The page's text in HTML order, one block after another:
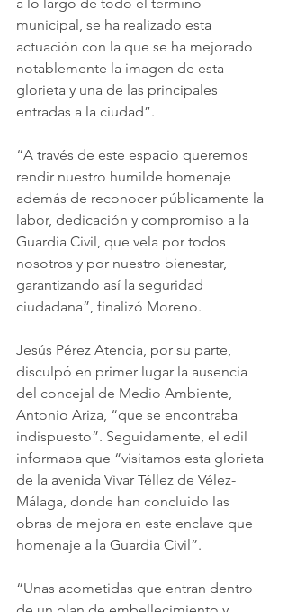
municipal, se ha realizado esta
actuación con la que se ha mejorado
notablemente la imagen de esta
glorieta y una de las principales
entradas a la ciudad”.
“A través de este espacio queremos
rendir nuestro humilde homenaje
además de reconocer públicamente la
labor, dedicación y compromiso a la
Guardia Civil, que vela por todos
nosotros y por nuestro bienestar,
garantizando así la seguridad
ciudadana”, finalizó Moreno.
Jesús Pérez Atencia, por su parte,
disculpó en primer lugar la ausencia
del concejal de Medio Ambiente,
Antonio Ariza, “que se encontraba
indispuesto”. Seguidamente, el edil
informaba que “visitamos esta glorieta
de la avenida Vivar Téllez de Vélez-
Málaga, donde han concluido las
obras de mejora en este enclave que
homenaje a la Guardia Civil”.
“Unas acometidas que entran dentro